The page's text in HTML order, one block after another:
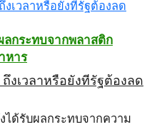
ลกระทบจากพลาสติก
หาร
งเวลาหรือยังที่รัฐต้องลด
ได้รับผลกระทบจากความ